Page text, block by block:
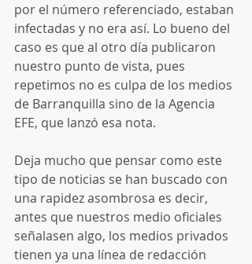
por el número referenciado, estaban
infectadas y no era así. Lo bueno del
caso es que al otro día publicaron
nuestro punto de vista, pues
repetimos no es culpa de los medios
de Barranquilla sino de la Agencia
EFE, que lanzó esa nota.
Deja mucho que pensar como este
tipo de noticias se han buscado con
una rapidez asombrosa es decir,
antes que nuestros medio oficiales
señalasen algo, los medios privados
tienen ya una línea de redacción